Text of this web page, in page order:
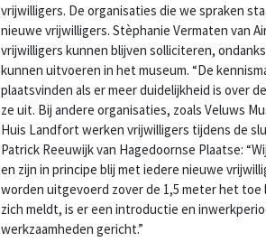
vrijwilligers. De organisaties die we spraken
nieuwe vrijwilligers. Stèphanie Vermaten van
vrijwilligers kunnen blijven solliciteren,
kunnen uitvoeren in het museum. “De
plaatsvinden als er meer duidelijkheid is over
ze uit. Bij andere organisaties, zoals Veluws
Huis Landfort werken vrijwilligers tijdens de
Patrick Reeuwijk van Hagedoornse Plaatse:
en zijn in principe blij met iedere nieuwe
worden uitgevoerd zover de 1,5 meter het toe
zich meldt, is er een introductie en
werkzaamheden gericht.”